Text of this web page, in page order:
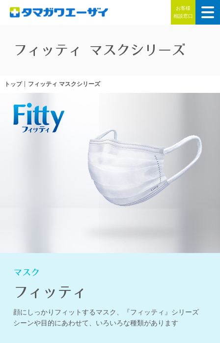
お客様
相談窓口
フィッティ マスクシリーズ
トップ フィッティ マスクシリーズ
マスク
フィッティ
顔にしっかりフィットするマスク、『フィッティ』シリーズ
シーンや目的にあわせて、いろいろな種類があります